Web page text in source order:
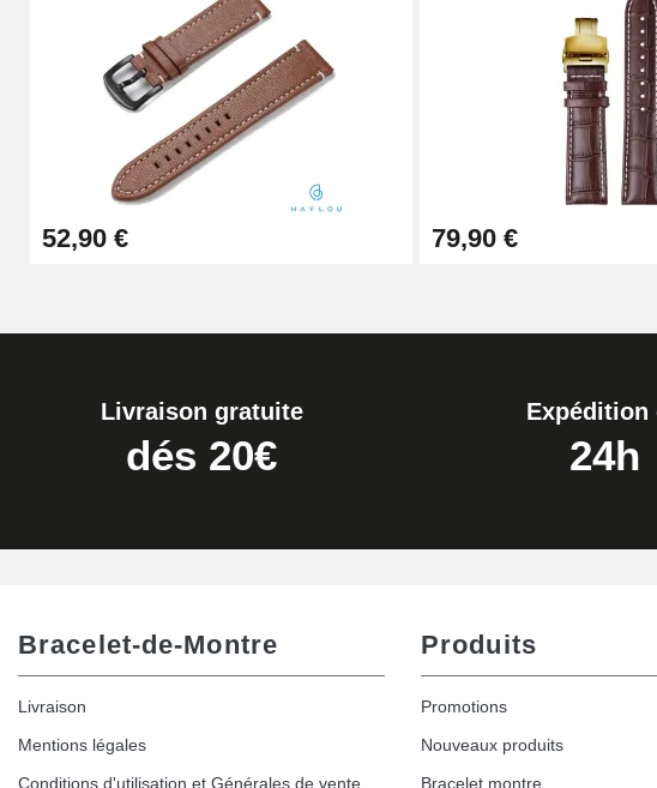
Boîte Pompe pour Bracelet Montre - Diamètre 1,80 mm -
19,90 €
Extracteur de Bracelet de Montre Facile
52,90 € 79,90 €
Livraison gratuite
dés 20€
Expédition
24h
Bracelet-de-Montre
Livraison
Mentions légales
Conditions d'utilisation et Générales de vente
Produits
Promotions
Nouveaux produits
Bracelet montre